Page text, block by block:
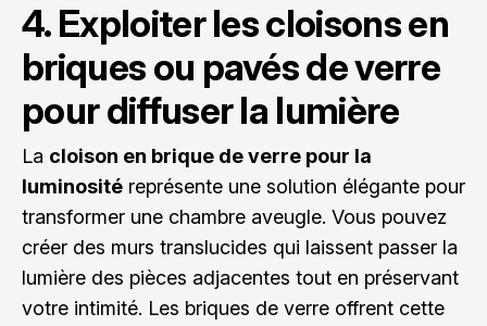
4. Exploiter les cloisons en
briques ou pavés de verre
pour diffuser la lumière
La cloison en brique de verre pour la
luminosité représente une solution élégante pour
transformer une chambre aveugle. Vous pouvez
créer des murs translucides qui laissent passer la
lumière des pièces adjacentes tout en préservant
votre intimité. Les briques de verre offrent cette